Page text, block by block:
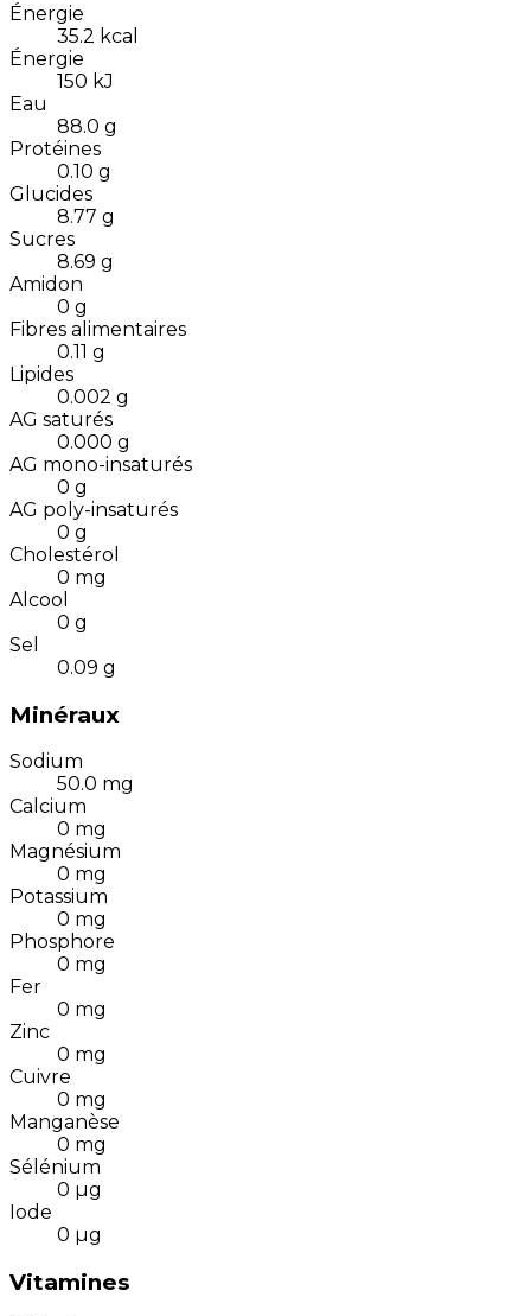
Énergie
35.2 kcal
Énergie
150 kJ
Eau
88.0 g
Protéines
0.10 g
Glucides
8.77 g
Sucres
8.69 g
Amidon
0 g
Fibres alimentaires
0.11 g
Lipides
0.002 g
AG saturés
0.000 g
AG mono-insaturés
0 g
AG poly-insaturés
0 g
Cholestérol
0 mg
Alcool
0 g
Sel
0.09 g
Minéraux
Sodium
50.0 mg
Calcium
0 mg
Magnésium
0 mg
Potassium
0 mg
Phosphore
0 mg
Fer
0 mg
Zinc
0 mg
Cuivre
0 mg
Manganèse
0 mg
Sélénium
0 µg
Iode
0 µg
Vitamines